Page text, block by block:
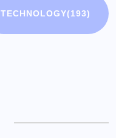
TECHNOLOGY(193)